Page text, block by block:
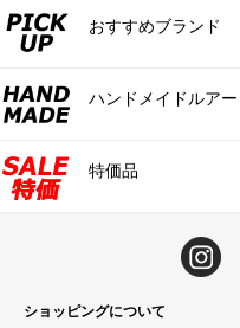
おすすめブランド
ハンドメイドルアー
特価品
ショッピングについて